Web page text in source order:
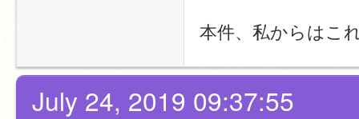
本件、私からはこ
July 24, 2019 09:37:55